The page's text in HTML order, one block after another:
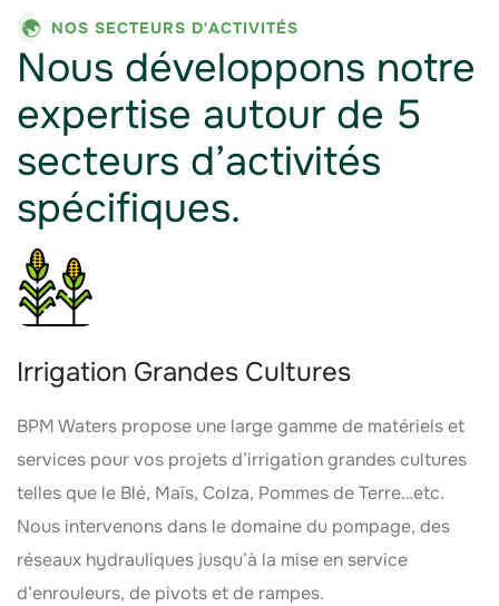
NOS SECTEURS D'ACTIVITÉS
Nous développons notre
expertise autour de 5
secteurs d’activités
spécifiques.
Irrigation Grandes Cultures
BPM Waters propose une large gamme de matériels et
services pour vos projets d’irrigation grandes cultures
telles que le Blé, Maïs, Colza, Pommes de Terre…etc.
Nous intervenons dans le domaine du pompage, des
réseaux hydrauliques jusqu’à la mise en service
d’enrouleurs, de pivots et de rampes.